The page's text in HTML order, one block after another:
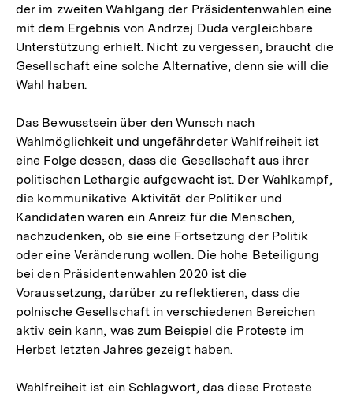
der im zweiten Wahlgang der Präsidentenwahlen eine
mit dem Ergebnis von Andrzej Duda vergleichbare
Unterstützung erhielt. Nicht zu vergessen, braucht die
Gesellschaft eine solche Alternative, denn sie will die
Wahl haben.
Das Bewusstsein über den Wunsch nach
Wahlmöglichkeit und ungefährdeter Wahlfreiheit ist
eine Folge dessen, dass die Gesellschaft aus ihrer
politischen Lethargie aufgewacht ist. Der Wahlkampf,
die kommunikative Aktivität der Politiker und
Kandidaten waren ein Anreiz für die Menschen,
nachzudenken, ob sie eine Fortsetzung der Politik
oder eine Veränderung wollen. Die hohe Beteiligung
bei den Präsidentenwahlen 2020 ist die
Voraussetzung, darüber zu reflektieren, dass die
polnische Gesellschaft in verschiedenen Bereichen
aktiv sein kann, was zum Beispiel die Proteste im
Herbst letzten Jahres gezeigt haben.
Wahlfreiheit ist ein Schlagwort, das diese Proteste